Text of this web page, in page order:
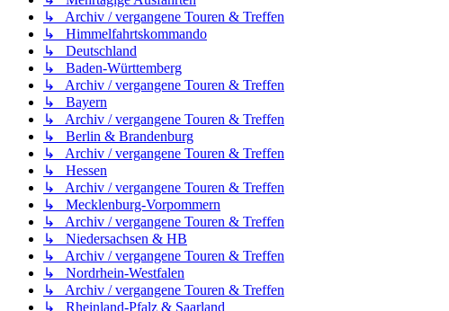
↳ Archiv / vergangene Touren & Treffen
↳ Himmelfahrtskommando
↳ Deutschland
↳ Baden-Württemberg
↳ Archiv / vergangene Touren & Treffen
↳ Bayern
↳ Archiv / vergangene Touren & Treffen
↳ Berlin & Brandenburg
↳ Archiv / vergangene Touren & Treffen
↳ Hessen
↳ Archiv / vergangene Touren & Treffen
↳ Mecklenburg-Vorpommern
↳ Archiv / vergangene Touren & Treffen
↳ Niedersachsen & HB
↳ Archiv / vergangene Touren & Treffen
↳ Nordrhein-Westfalen
↳ Archiv / vergangene Touren & Treffen
↳ Rheinland-Pfalz & Saarland